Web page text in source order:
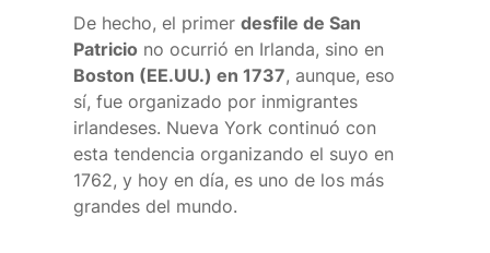
De hecho, el primerdesfile de San
Patricio no ocurrió en Irlanda, sino en
Boston (EE.UU.) en 1737, aunque, eso
sí, fue organizado por inmigrantes
irlandeses. Nueva York continuó con
esta tendencia organizando el suyo en
1762, y hoy en día, es uno de los más
grandes del mundo.